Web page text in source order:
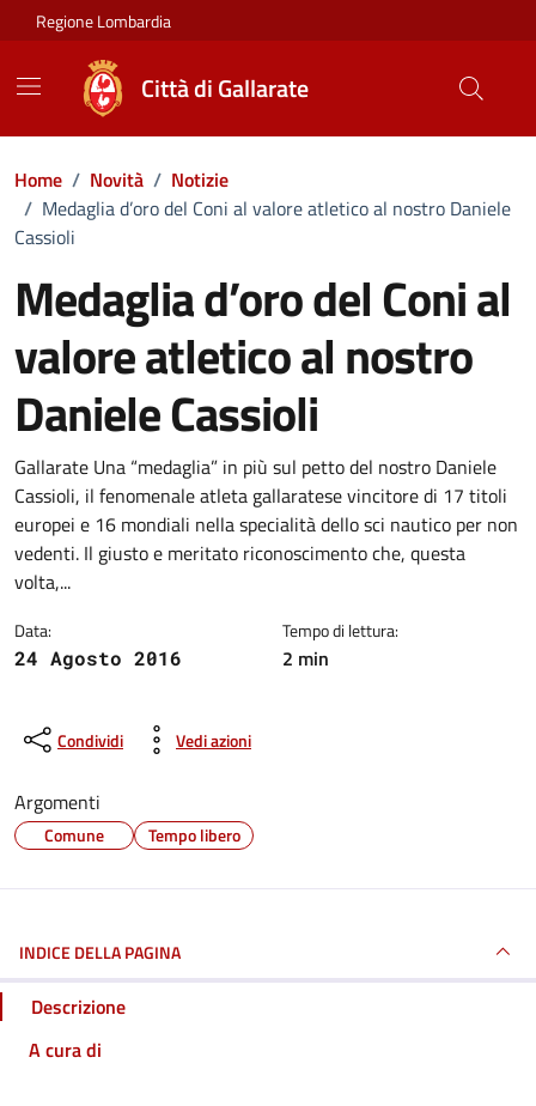
Vai ai contenuti
Vai al footer
Regione Lombardia
Città di Gallarate
Home / Novità / Notizie
/ Medaglia d’oro del Coni al valore atletico al nostro Daniele
Cassioli
Medaglia d’oro del Coni al
valore atletico al nostro
Daniele Cassioli
Dettagli della notizia
Gallarate Una “medaglia” in più sul petto del nostro Daniele
Cassioli, il fenomenale atleta gallaratese vincitore di 17 titoli
europei e 16 mondiali nella specialità dello sci nautico per non
vedenti. Il giusto e meritato riconoscimento che, questa
volta,...
Data:
24 Agosto 2016
Tempo di lettura:
2 min
Condividi Vedi azioni
Argomenti
Comune Tempo libero
INDICE DELLA PAGINA
Descrizione
A cura di